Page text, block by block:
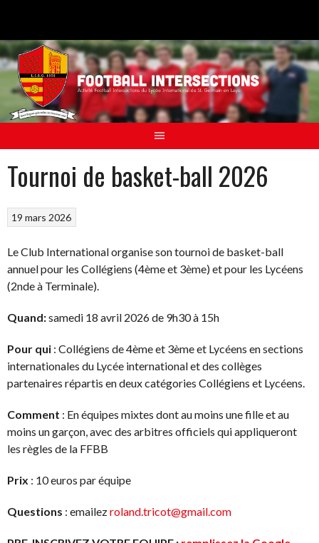
contenu
Tournoi de basket-ball 2026
19 mars 2026
Le Club International organise son tournoi de basket-ball
annuel pour les Collégiens (4ème et 3ème) et pour les Lycéens
(2nde à Terminale).
Quand:samedi 18 avril 2026 de 9h30 à 15h
Pour qui : Collégiens de 4ème et 3ème et Lycéens en sections
internationales du Lycée international et des collèges
partenaires répartis en deux catégories Collégiens et Lycéens.
Comment : En équipes mixtes dont au moins une fille et au
moins un garçon, avec des arbitres officiels qui appliqueront
les règles de la FFBB
Prix : 10 euros par équipe
Questions : emailezroland.tricot@gmail.com